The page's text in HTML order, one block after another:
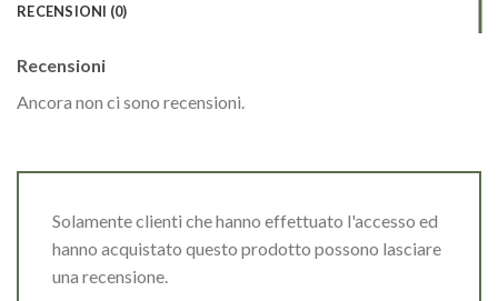
RECENSIONI (0)
Recensioni
Ancora non ci sono recensioni.
Solamente clienti che hanno effettuato l'accesso ed
hanno acquistato questo prodotto possono lasciare
una recensione.